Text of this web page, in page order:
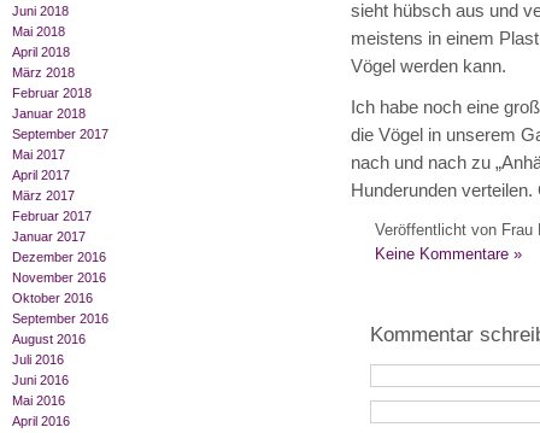
Juni 2018
Mai 2018
April 2018
März 2018
Februar 2018
Januar 2018
September 2017
Mai 2017
April 2017
März 2017
Februar 2017
Januar 2017
Dezember 2016
November 2016
Oktober 2016
September 2016
August 2016
Juli 2016
Juni 2016
Mai 2016
April 2016
sieht hübsch aus und
meistens in einem
Vögel werden kann.
Ich habe noch eine
die Vögel in unserem
nach und nach zu
Hunderunden
Veröffentlicht von Frau
Keine Kommentare »
Kommentar